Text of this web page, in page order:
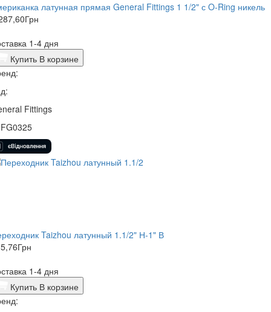
латунная прямая General Fittings 1 1/2" с O-Ring никель
Грн
1-4 дня
Купить В корзине
Fittings
Taizhou латунный 1.1/2" Н-1" В
Грн
1-4 дня
Купить В корзине